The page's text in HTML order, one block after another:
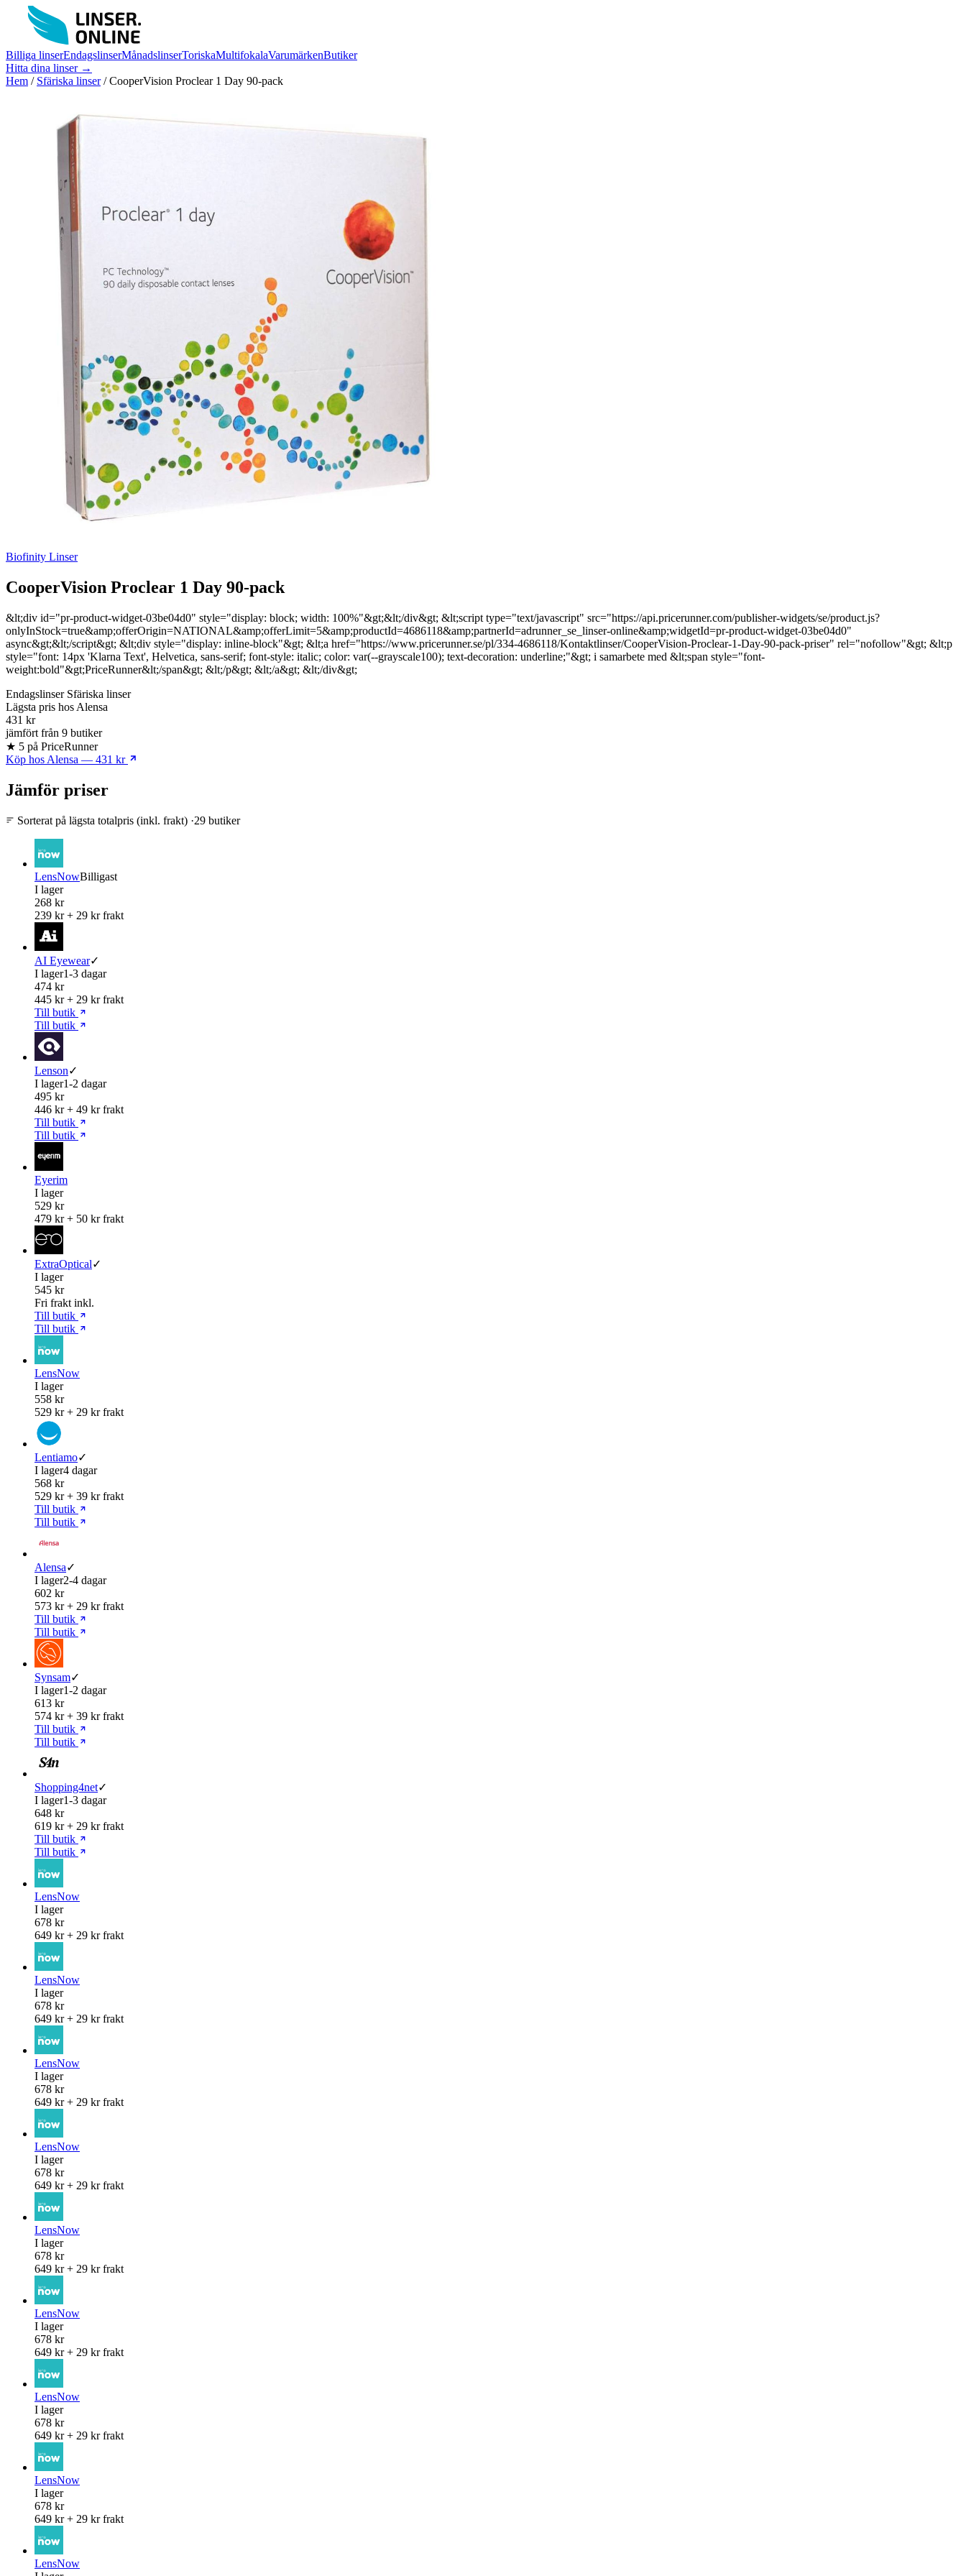
Billiga linserEndagslinserMånadslinserToriskaMultifokalaVarumärkenButiker
Hitta dina linser →
Hem / Sfäriska linser / CooperVision Proclear 1 Day 90-pack
Biofinity Linser
CooperVision Proclear 1 Day 90-pack
&lt;div id="pr-product-widget-03be04d0" style="display: block; width: 100%"&gt;&lt;/div&gt; &lt;script type="text/javascript" src="https://api.pricerunner.com/publisher-widgets/se/product.js?
onlyInStock=true&amp;offerOrigin=NATIONAL&amp;offerLimit=5&amp;productId=4686118&amp;partnerId=adrunner_se_linser-online&amp;widgetId=pr-product-widget-03be04d0"
async&gt;&lt;/script&gt; &lt;div style="display: inline-block"&gt; &lt;a href="https://www.pricerunner.se/pl/334-4686118/Kontaktlinser/CooperVision-Proclear-1-Day-90-pack-priser" rel="nofollow"&gt; &lt;p
style="font: 14px 'Klarna Text', Helvetica, sans-serif; font-style: italic; color: var(--grayscale100); text-decoration: underline;"&gt; i samarbete med &lt;span style="font-
weight:bold"&gt;PriceRunner&lt;/span&gt; &lt;/p&gt; &lt;/a&gt; &lt;/div&gt;
Endagslinser Sfäriska linser
Lägsta pris hos Alensa
431 kr
jämfört från 9 butiker
★ 5 på PriceRunner
Köp hos Alensa — 431 kr
Jämför priser
Sorterat på lägsta totalpris (inkl. frakt) ·29 butiker
LensNowBilligast
I lager
268 kr
239 kr + 29 kr frakt
AI Eyewear✓
I lager1-3 dagar
474 kr
445 kr + 29 kr frakt
Till butik
Till butik
Lenson✓
I lager1-2 dagar
495 kr
446 kr + 49 kr frakt
Till butik
Till butik
Eyerim
I lager
529 kr
479 kr + 50 kr frakt
ExtraOptical✓
I lager
545 kr
Fri frakt inkl.
Till butik
Till butik
LensNow
I lager
558 kr
529 kr + 29 kr frakt
Lentiamo✓
I lager4 dagar
568 kr
529 kr + 39 kr frakt
Till butik
Till butik
Alensa✓
I lager2-4 dagar
602 kr
573 kr + 29 kr frakt
Till butik
Till butik
Synsam✓
I lager1-2 dagar
613 kr
574 kr + 39 kr frakt
Till butik
Till butik
Shopping4net✓
I lager1-3 dagar
648 kr
619 kr + 29 kr frakt
Till butik
Till butik
LensNow
I lager
678 kr
649 kr + 29 kr frakt
LensNow
I lager
678 kr
649 kr + 29 kr frakt
LensNow
I lager
678 kr
649 kr + 29 kr frakt
LensNow
I lager
678 kr
649 kr + 29 kr frakt
LensNow
I lager
678 kr
649 kr + 29 kr frakt
LensNow
I lager
678 kr
649 kr + 29 kr frakt
LensNow
I lager
678 kr
649 kr + 29 kr frakt
LensNow
I lager
678 kr
649 kr + 29 kr frakt
LensNow